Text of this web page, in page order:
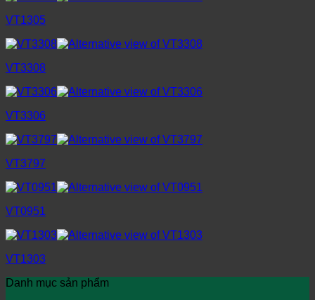
VT1305
VT3308
VT3306
VT3797
VT0951
VT1303
Danh mục sản phẩm